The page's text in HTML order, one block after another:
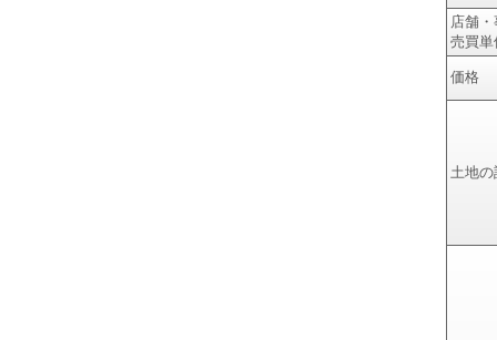
店舗
売買単
価格
土地の